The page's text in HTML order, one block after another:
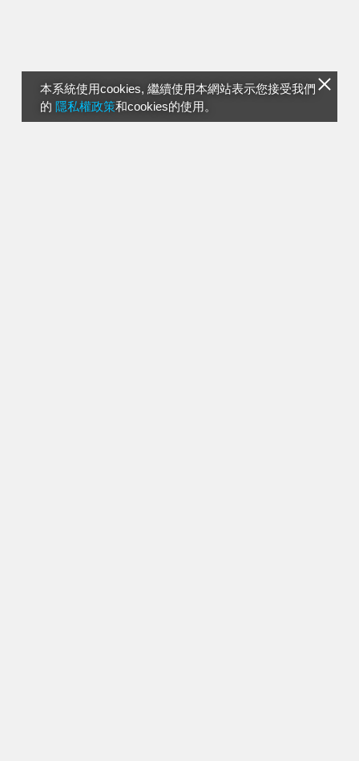
本系統使用cookies, 繼續使用本網站表示您接受我們
的 隱私權政策和cookies的使用。